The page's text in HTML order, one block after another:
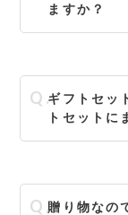
ますか？
ギフトセッ
トセットに
贈り物なの